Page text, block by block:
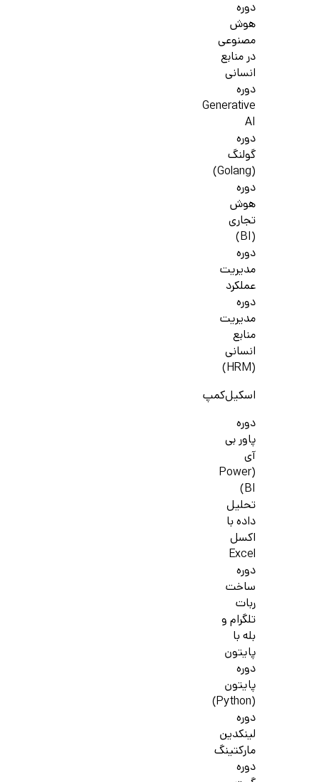
دوره
هوش
مصنوعی
در منابع
انسانی
دوره
Generative
AI
دوره
گولنگ
(Golang)
دوره
هوش
تجاری
(BI)
دوره
مدیریت
عملکرد
دوره
مدیریت
منابع
انسانی
(HRM)
اسکیل‌کمپ
دوره
پاور بی
آی
(Power
BI)
تحلیل
داده با
اکسل
Excel
دوره
ساخت
ربات
تلگرام و
بله با
پایتون
دوره
پایتون
(Python)
دوره
لینکدین
مارکتینگ
دوره